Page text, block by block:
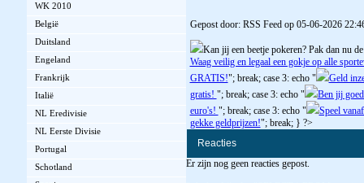
WK 2010
België
Duitsland
Engeland
Frankrijk
Italië
NL Eredivisie
NL Eerste Divisie
Portugal
Schotland
Gepost door: RSS Feed op 05-06-2026
Kan jij een beetje pokeren? Pak dan nu
Waag veilig en legaal een gokje op alle
GRATIS!"; break; case 3: echo "
Geld
gratis! "; break; case 3: echo "
Ben jij
euro's! "; break; case 3: echo "
Speel
gekke geldprijzen!"; break; } ?>
Reacties
Er zijn nog geen reacties gepost.